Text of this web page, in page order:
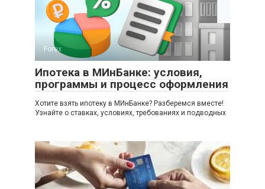
Forex
Ипотека в МИнБанке: условия,
программы и процесс оформления
Хотите взять ипотеку в МИнБанке? Разберемся вместе!
Узнайте о ставках, условиях, требованиях и подводных